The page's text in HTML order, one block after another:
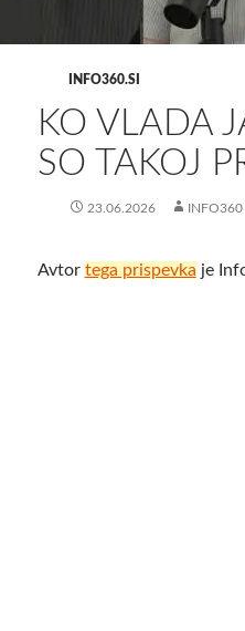
INFO360.SI
KO VLADA
SO TAKOJ
23.06.2026 INFO360
Avtor tega prispevka je